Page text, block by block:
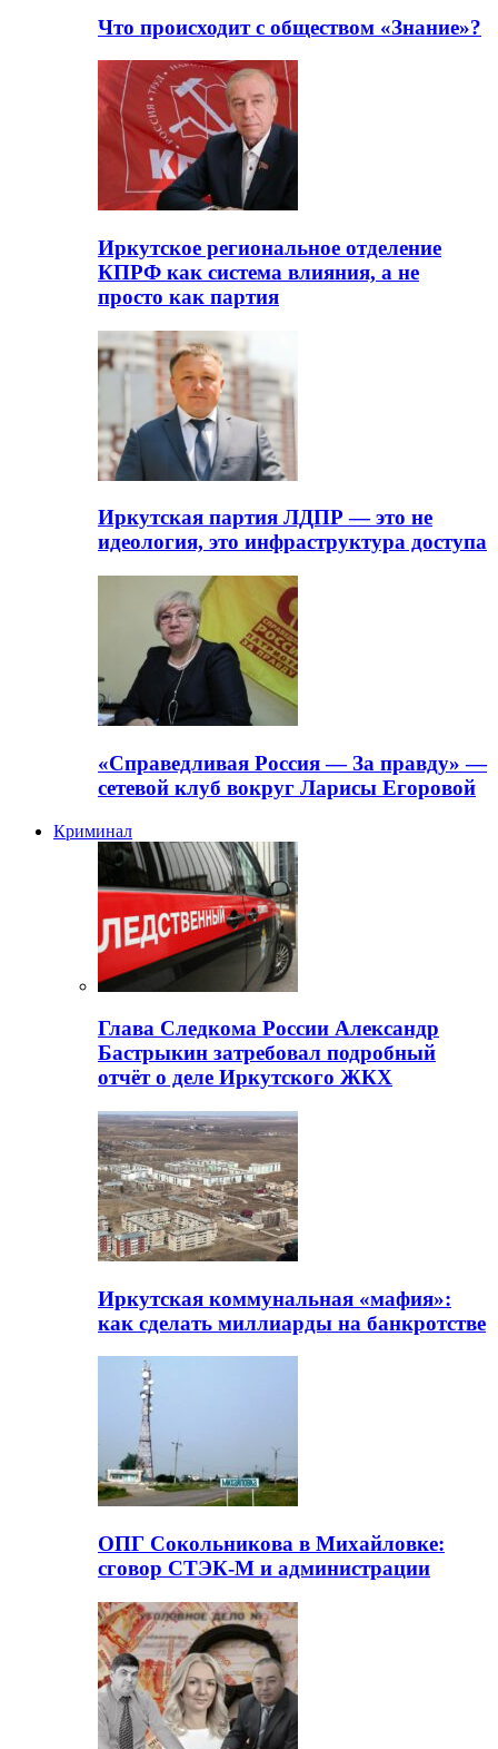
Что происходит с обществом «Знание»?
Иркутское региональное отделение
КПРФ как система влияния, а не
просто как партия
Иркутская партия ЛДПР — это не
идеология, это инфраструктура доступа
«Справедливая Россия — За правду» —
сетевой клуб вокруг Ларисы Егоровой
Криминал
Глава Следкома России Александр
Бастрыкин затребовал подробный
отчёт о деле Иркутского ЖКХ
Иркутская коммунальная «мафия»:
как сделать миллиарды на банкротстве
ОПГ Сокольникова в Михайловке:
сговор СТЭК-М и администрации